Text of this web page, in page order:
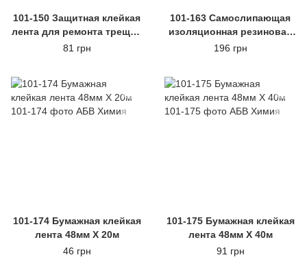
101-150 Защитная клейкая
лента для ремонта трещин
и сколов 45ммх10м
81 грн
101-163 Самослипающая
изоляционная резиновая
лента 19мм Х5м
196 грн
101-174 Бумажная клейкая
лента 48мм Х 20м
46 грн
101-175 Бумажная клейкая
лента 48мм Х 40м
91 грн